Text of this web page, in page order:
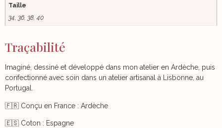
Taille
34, 36, 38, 40
Traçabilité
Imaginé, dessiné et développé dans mon atelier en Ardèche, puis
confectionné avec soin dans un atelier artisanal à Lisbonne, au
Portugal.
🇫🇷 Conçu en France : Ardèche
🇪🇸 Coton : Espagne